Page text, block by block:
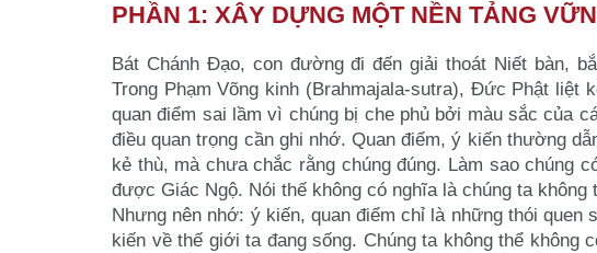
PHẦN 1: XÂY DỰNG MỘT NỀN TẢNG
Bát Chánh Đạo, con đường đi đến giải thoát Niết bàn,
Trong Phạm Võng kinh (Brahmajala-sutra), Đức Phật liệt
quan điểm sai lầmvì chúng bị che phủ bởi màu sắc của
điều quan trọng cần ghi nhớ. Quan điểm, ý kiến thường
kẻ thù, mà chưa chắc rằng chúngđúng. Làm sao chúng
được Giác Ngộ. Nói thế không có nghĩa là chúng ta
Nhưng nên nhớ: ý kiến, quan điểm chỉ là những thói quen
kiến về thế giới ta đang sống. Chúng ta không thể không